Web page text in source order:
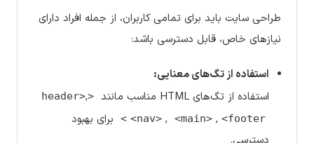
طراحی سایت باید برای تمامی کاربران، از جمله افراد دارای
نیازهای خاص، قابل دسترسی باشد:
استفاده از تگ‌های معنایی:
استفاده از تگ‌های HTML مناسب مانند
<header>
,
<nav> , <main> , <footer>
برای بهبود